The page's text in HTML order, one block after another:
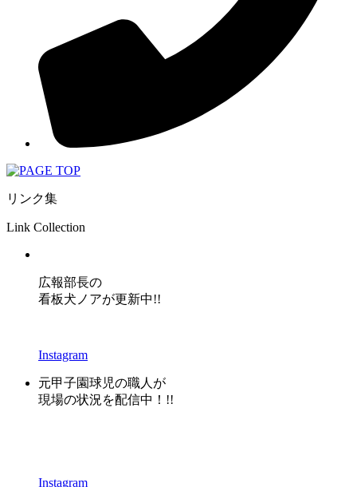
リンク集
Link Collection
広報部長の
看板犬ノアが更新中!!
Instagram
元甲子園球児の職人が
現場の状況を配信中！!!
Instagram